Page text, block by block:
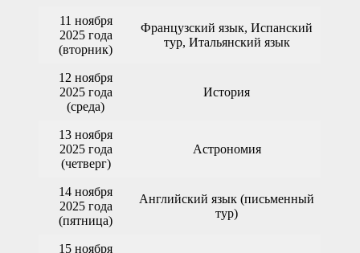
11 ноября
2025 года
(вторник)
Французский язык, Испанский
тур, Итальянский язык
12 ноября
2025 года
(среда)
История
13 ноября
2025 года
(четверг)
Астрономия
14 ноября
2025 года
(пятница)
Английский язык (письменный
тур)
15 ноября